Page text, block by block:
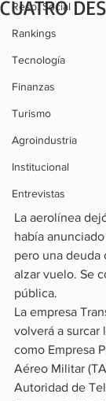
Resp. Social
Rankings
Tecnología
Finanzas
Turismo
Agroindustria
Institucional
Entrevistas
CUATRO
La aerolínea
había
pero una deuda
alzar vuelo. Se
pública.
La empresa
volverá a surcar
como Empresa
Aéreo Militar
Autoridad de